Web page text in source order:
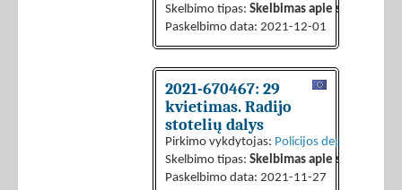
Skelbimo tipas: Skelbimas apie sutarties
Paskelbimo data: 2021-12-01
2021-670467: 29
kvietimas. Radijo
stotelių dalys
Pirkimo vykdytojas: Policijos
Skelbimo tipas: Skelbimas apie sutarties
Paskelbimo data: 2021-11-27